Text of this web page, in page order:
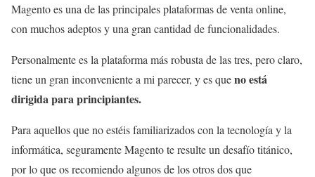
Magento es una de las principales plataformas de venta online,
con muchos adeptos y una gran cantidad de funcionalidades.
Personalmente es la plataforma más robusta de las tres, pero claro,
tiene un gran inconveniente a mi parecer, y es queno está
dirigida para principiantes.
Para aquellos que no estéis familiarizados con la tecnología y la
informática, seguramente Magento te resulte un desafío titánico,
por lo que os recomiendo algunos de los otros dos que